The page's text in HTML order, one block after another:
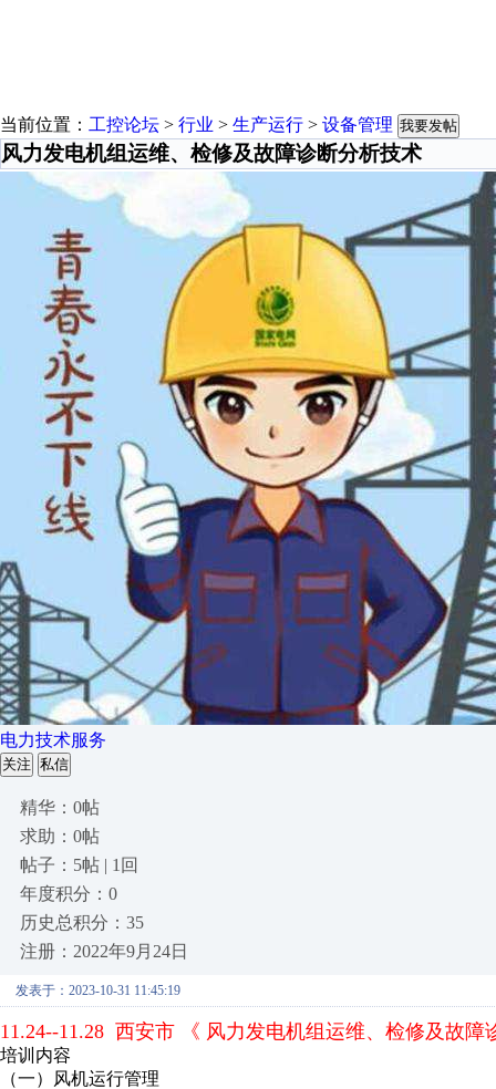
当前位置： 工控论坛 > 行业 > 生产运行 > 设备管理 我要发帖
风力发电机组运维、检修及故障诊断分析技术
电力技术服务
关注 私信
精华：0帖
求助：0帖
帖子：5帖 | 1回
年度积分：0
历史总积分：35
注册：2022年9月24日
发表于：2023-10-31 11:45:19
11.24--11.28 西安市 《 风力发电机组运维、检修及故障
培训内容
（一）风机运行管理